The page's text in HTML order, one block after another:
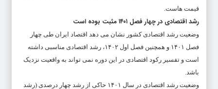
قیمت هاست.
رشد اقتصادی در چهار فصل ۱۴۰۱ مثبت بوده است
وضعیت رشد اقتصادی کشور نشان می دهد اقتصاد ایران طی چهار
فصل ۱۴۰۱ و همچنین فصل اول ۱۴۰۲، رشد اقتصادی مناسبی داشته
است و تفسیر رکود اقتصادی در این دوره نمی تواند به واقعیت نزدیک
باشد.
وضعیت رشد اقتصادی در سال ۱۴۰۱ حاکی از رشد چهار درصدی (رشد